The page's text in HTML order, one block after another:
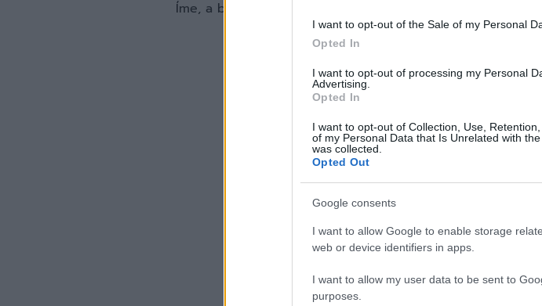
I want to opt-out of the Sale of my Personal
Opted In
I want to opt-out of processing my Personal
Advertising.
Opted In
I want to opt-out of Collection, Use,
of my Personal Data that Is Unrelated with
was collected.
Opted Out
Google consents
I want to allow Google to enable storage
web or device identifiers in apps.
I want to allow my user data to be sent to
purposes.
Íme, a bizonyíték a szerdán 13.30-kor kezdődő mérkőzéssel